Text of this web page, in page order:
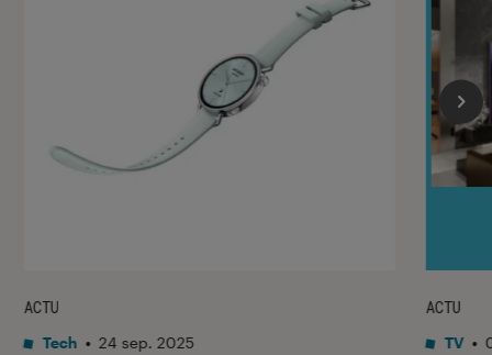
ACTU
Tech • 24 sep. 2025
ACTU
TV •